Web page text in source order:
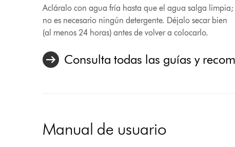
Acláralo con agua fría hasta que el agua salga limpia;
no es necesario ningún detergente. Déjalo secar bien
(al menos 24 horas) antes de volver a colocarlo.
Consulta todas las guías y
Manual de usuario